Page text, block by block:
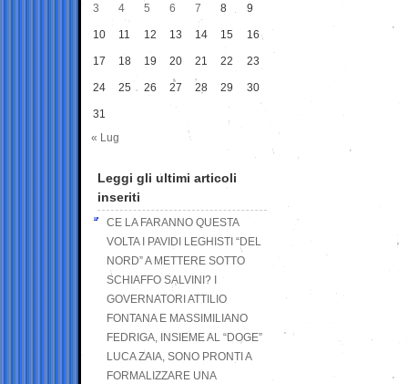
3 4 5 6 7 8 9
10 11 12 13 14 15 16
17 18 19 20 21 22 23
24 25 26 27 28 29 30
31
« Lug
Leggi gli ultimi articoli
inseriti
CE LA FARANNO QUESTA
VOLTA I PAVIDI LEGHISTI “DEL
NORD” A METTERE SOTTO
SCHIAFFO SALVINI? I
GOVERNATORI ATTILIO
FONTANA E MASSIMILIANO
FEDRIGA, INSIEME AL “DOGE”
LUCA ZAIA, SONO PRONTI A
FORMALIZZARE UNA